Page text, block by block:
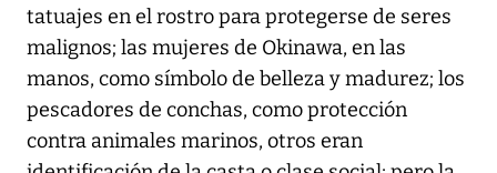
tatuajes en el rostro para protegerse de seres
malignos; las mujeres de Okinawa, en las
manos, como símbolo de belleza y madurez; los
pescadores de conchas, como protección
contra animales marinos, otros eran